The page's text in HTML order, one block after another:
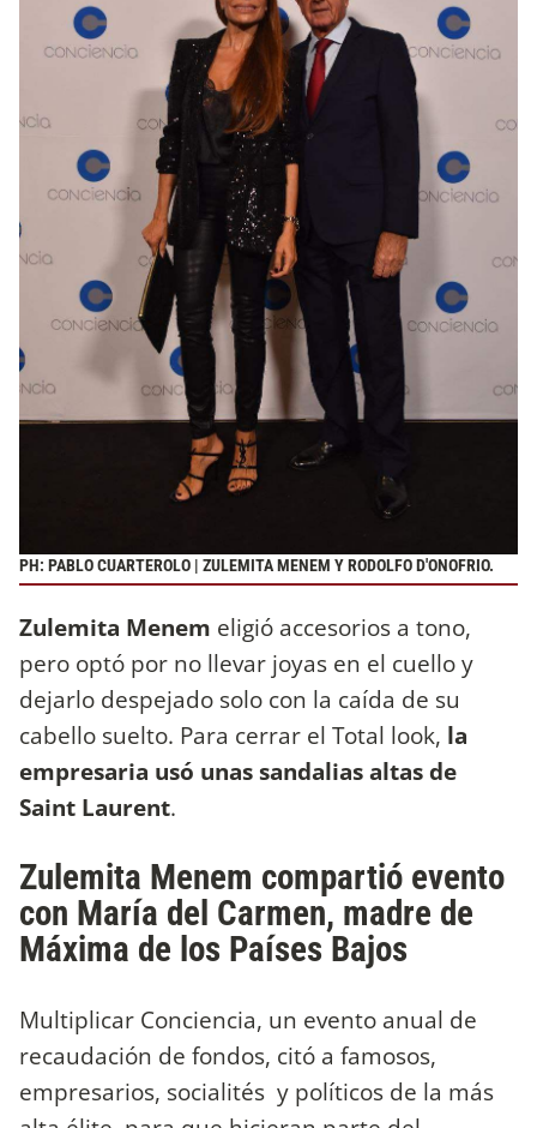
PH: PABLO CUARTEROLO | ZULEMITA MENEM Y RODOLFO D'ONOFRIO.
Zulemita Menem eligió accesorios a tono,
pero optó por no llevar joyas en el cuello y
dejarlo despejado solo con la caída de su
cabello suelto. Para cerrar el Total look, la
empresaria usó unas sandalias altas de
Saint Laurent.
Zulemita Menem compartió evento
con María del Carmen, madre de
Máxima de los Países Bajos
Multiplicar Conciencia, un evento anual de
recaudación de fondos, citó a famosos,
empresarios, socialités y políticos de la más